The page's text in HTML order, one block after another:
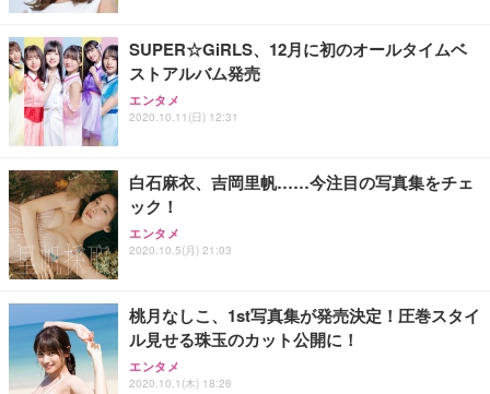
務用 おしゃれ パソコンチェア (ホワイト)
ANDWINT オフィスチェア デスクチェア 肘なし メ
ッシュ 通気性 ランバーサポート付き 腰サポート ガ
ス圧無段階昇降 360度回転 キャスター付き コンパク
【MiniLED/24.5inch/280Hz/FHD】GRAPHT THE S
HOOTER Gaming Monitor 24” Essential ゲーミン
グモニター QD 24.5インチ 1ms FHD 量子ドット 残
アイリスオーヤマ ペットシーツ 超厚型 お徳用 レギ
ュラー 200枚入【Amazon.co.jp限定】
SUPER☆GiRLS、12月に初のオールタイムベ
ストアルバム発売
エンタメ
2020.10.11(日) 12:31
白石麻衣、吉岡里帆……今注目の写真集をチェ
ック！
エンタメ
2020.10.5(月) 21:03
桃月なしこ、1st写真集が発売決定！圧巻スタイ
ル見せる珠玉のカット公開に！
エンタメ
2020.10.1(木) 18:26